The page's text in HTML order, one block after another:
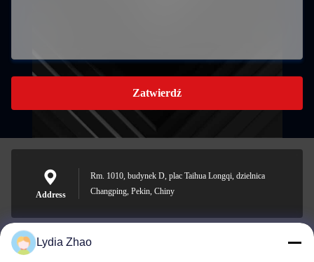
Zatwierdź
Address
Rm. 1010, budynek D, plac Taihua Longqi, dzielnica
Changping, Pekin, Chiny
Lydia Zhao